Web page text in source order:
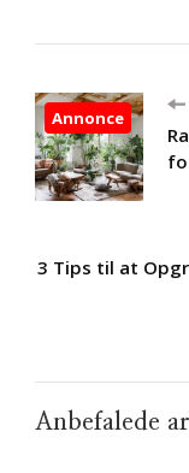
Annonce
3 Tips til at
Anbefalede